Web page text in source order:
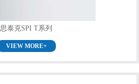
思泰克SPI T系列
VIEW MORE+